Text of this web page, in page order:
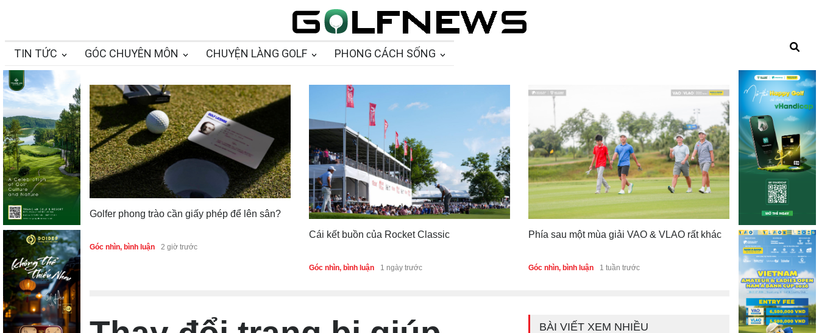
TIN TỨC GÓC CHUYÊN MÔN CHUYỆN LÀNG GOLF PHONG CÁCH SỐNG
Golfer phong trào cần giấy phép để lên sân?
Góc nhìn, bình luận 2 giờ trước
Cái kết buồn của Rocket Classic
Góc nhìn, bình luận 1 ngày trước
Phía sau một mùa giải VAO & VLAO rất khác
Góc nhìn, bình luận 1 tuần trước
The Open
lấy doanh thu?
Góc nhìn, bình luận
BÀI VIẾT XEM NHIỀU